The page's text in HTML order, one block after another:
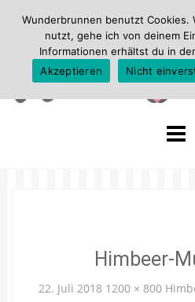
Himbeer-
22. Juli 2018 1200 × 800
Wunderbrunnen benutzt Cookies.
nutzt, gehe ich von deinem
Informationen erhältst du in der
Akzeptieren
Nicht